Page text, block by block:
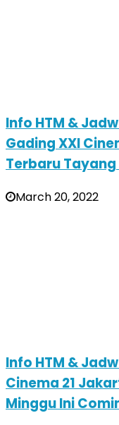
Info HTM &
Gading XXI
Terbaru
March 20, 2022
Info HTM &
Cinema 21
Minggu Ini